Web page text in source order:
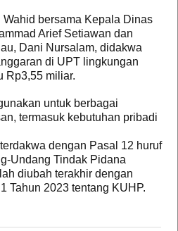
bersama Kepala Dinas
Arief Setiawan dan
Dani Nursalam, didakwa
di UPT lingkungan
Rp3,55 miliar.
untuk berbagai
termasuk kebutuhan pribadi
dengan Pasal 12 huruf
Undang Tindak Pidana
diubah terakhir dengan
Tahun 2023 tentang KUHP.